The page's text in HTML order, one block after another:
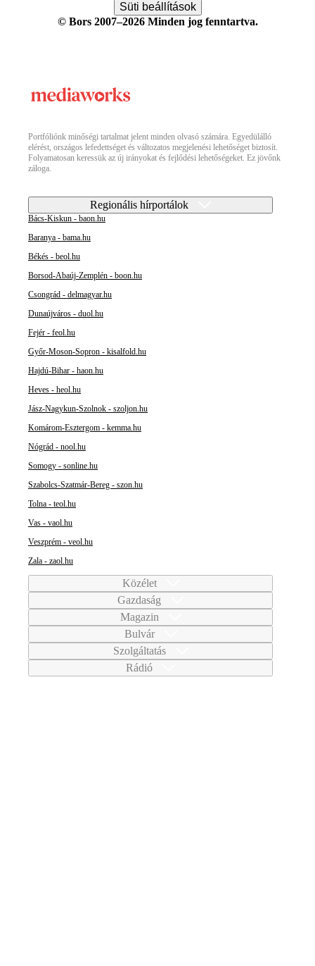
Süti beállítások
© Bors 2007–2026 Minden jog fenntartva.
Portfóliónk minőségi tartalmat jelent minden olvasó számára. Egyedülálló
elérést, országos lefedettséget és változatos megjelenési lehetőséget biztosít.
Folyamatosan keressük az új irányokat és fejlődési lehetőségeket. Ez jövőnk
záloga.
Regionális hírportálok
Bács-Kiskun - baon.hu
Baranya - bama.hu
Békés - beol.hu
Borsod-Abaúj-Zemplén - boon.hu
Csongrád - delmagyar.hu
Dunaújváros - duol.hu
Fejér - feol.hu
Győr-Moson-Sopron - kisalfold.hu
Hajdú-Bihar - haon.hu
Heves - heol.hu
Jász-Nagykun-Szolnok - szoljon.hu
Komárom-Esztergom - kemma.hu
Nógrád - nool.hu
Somogy - sonline.hu
Szabolcs-Szatmár-Bereg - szon.hu
Tolna - teol.hu
Vas - vaol.hu
Veszprém - veol.hu
Zala - zaol.hu
Közélet
Gazdaság
Magazin
Bulvár
Szolgáltatás
Rádió